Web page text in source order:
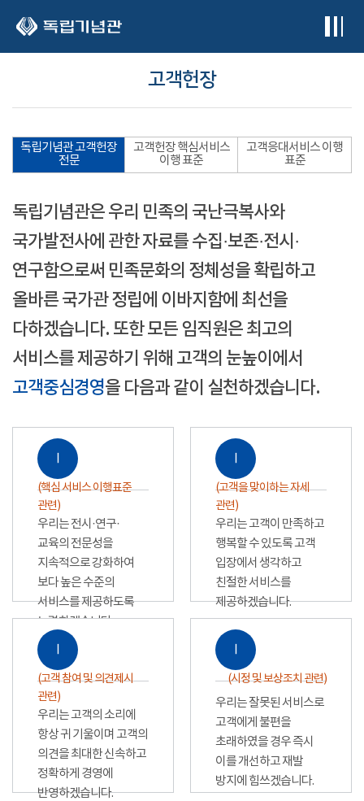
고객헌장
독립기념관 고객헌장
전문
고객헌장 핵심서비스
이행 표준
고객응대서비스 이행
표준
독립기념관은 우리 민족의 국난극복사와
국가발전사에 관한 자료를 수집·보존·전시·
연구함으로써 민족문화의 정체성을 확립하고
올바른 국가관 정립에 이바지함에 최선을
다하겠습니다. 또한 모든 임직원은 최고의
서비스를 제공하기 위해 고객의 눈높이에서
고객중심경영을 다음과 같이 실천하겠습니다.
Ⅰ
(핵심 서비스 이행표준
관련)
우리는 전시·연구·
교육의 전문성을
지속적으로 강화하여
보다 높은 수준의
서비스를 제공하도록
노력하겠습니다.
Ⅰ
(고객을 맞이하는 자세
관련)
우리는 고객이 만족하고
행복할 수 있도록 고객
입장에서 생각하고
친절한 서비스를
제공하겠습니다.
Ⅰ
(고객 참여 및 의견제시
관련)
우리는 고객의 소리에
항상 귀 기울이며 고객의
의견을 최대한 신속하고
정확하게 경영에
반영하겠습니다.
Ⅰ
(시정 및 보상조치 관련)
우리는 잘못된 서비스로
고객에게 불편을
초래하였을 경우 즉시
이를 개선하고 재발
방지에 힘쓰겠습니다.